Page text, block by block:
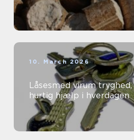
10. March 2026
Låsesmed virum tryghed, sikkerhed og
hurtig hjælp i hverdagen